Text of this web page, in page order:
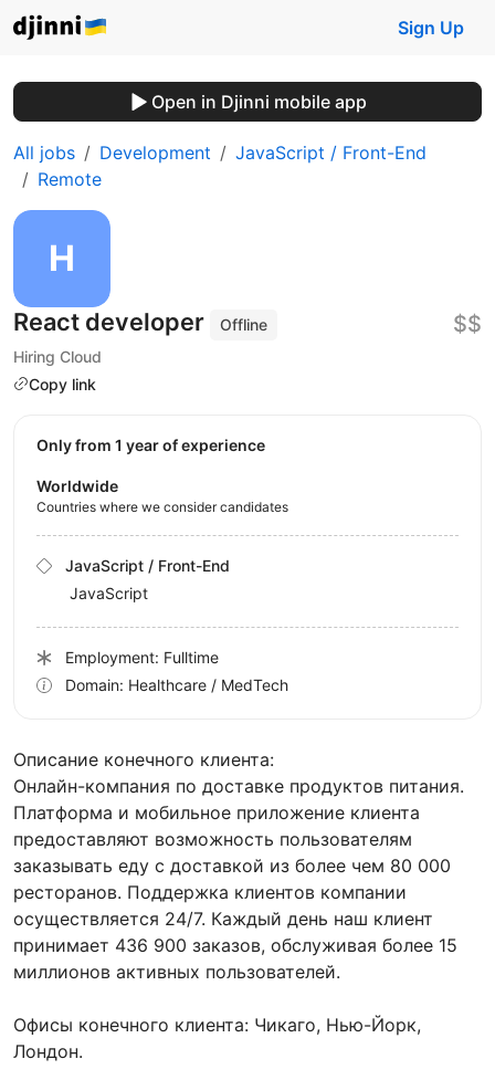
Sign Up
Open in Djinni mobile app
All jobs Development
JavaScript / Front-End
Remote
React developer
Offline
Hiring Cloud
Copy link
$$
Описание конечного клиента:
Онлайн-компания по доставке продуктов питания.
Платформа и мобильное приложение клиента
предоставляют возможность пользователям
заказывать еду с доставкой из более чем 80 000
ресторанов. Поддержка клиентов компании
осуществляется 24/7. Каждый день наш клиент
принимает 436 900 заказов, обслуживая более 15
миллионов активных пользователей.
Офисы конечного клиента: Чикаго, Нью-Йорк,
Лондон.
Only from 1 year of experience
Worldwide
Countries where we consider candidates
JavaScript / Front-End
JavaScript
Employment: Fulltime
Domain: Healthcare / MedTech